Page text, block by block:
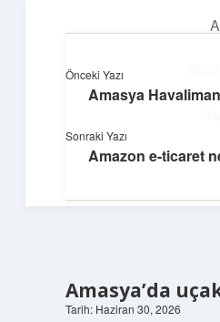
Günlük
Günlük yaşama tat
Amasya’da
Tarih: Haziran 30, 2026
Önceki Yazı
Amasya
Sonraki Yazı
Amazon e-ticaret